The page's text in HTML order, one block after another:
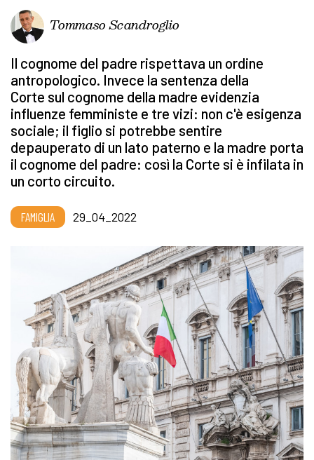
Tommaso Scandroglio
Il cognome del padre rispettava un ordine
antropologico. Invece la sentenza della
Corte sul cognome della madre evidenzia
influenze femministe e tre vizi: non c'è esigenza
sociale; il figlio si potrebbe sentire
depauperato di un lato paterno e la madre porta
il cognome del padre: così la Corte si è infilata in
un corto circuito.
FAMIGLIA 29_04_2022